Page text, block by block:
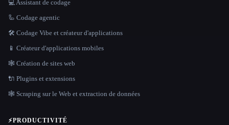
💻 Assistant de codage
🦾 Codage agentic
🛠️ Codage Vibe et créateur d'applications
📱 Créateur d'applications mobiles
🕸 Création de sites web
🔌 Plugins et extensions
🕸️ Scraping sur le Web et extraction de données
⚡PRODUCTIVITÉ